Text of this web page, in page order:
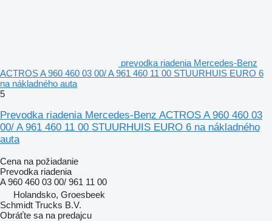
prevodka riadenia Mercedes-Benz
ACTROS A 960 460 03 00/ A 961 460 11 00 STUURHUIS EURO 6
na nákladného auta
5
Prevodka riadenia Mercedes-Benz ACTROS A 960 460 03
00/ A 961 460 11 00 STUURHUIS EURO 6 na nákladného
auta
Cena na požiadanie
Prevodka riadenia
A 960 460 03 00/ 961 11 00
Holandsko, Groesbeek
Schmidt Trucks B.V.
Obráťte sa na predajcu